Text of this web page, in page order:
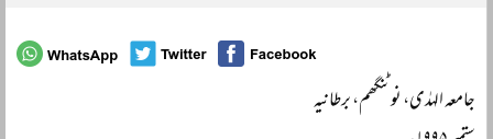
جامعہ الہدٰی، نوٹنگھم، برطانیہ